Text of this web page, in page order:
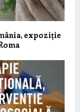
expoziție